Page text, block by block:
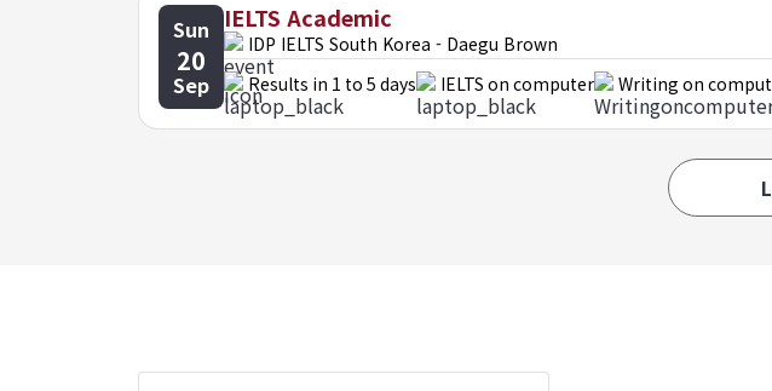
Sun
20
Sep
IELTS Academic
IDP IELTS South Korea - Daegu Brown
Results in 1 to 5 days
IELTS on computer Writing on